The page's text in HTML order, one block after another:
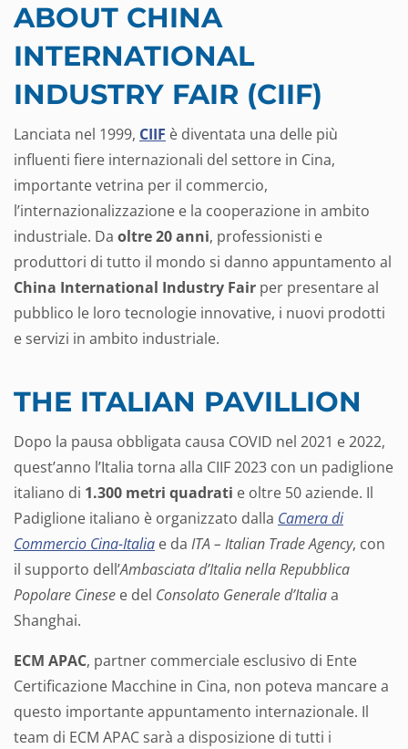
ABOUT CHINA
INTERNATIONAL
INDUSTRY FAIR (CIIF)
Lanciata nel 1999, CIIF è diventata una delle più
influenti fiere internazionali del settore in Cina,
importante vetrina per il commercio,
l’internazionalizzazione e la cooperazione in ambito
industriale. Da oltre 20 anni, professionisti e
produttori di tutto il mondo si danno appuntamento al
China International Industry Fair per presentare al
pubblico le loro tecnologie innovative, i nuovi prodotti
e servizi in ambito industriale.
THE ITALIAN PAVILLION
Dopo la pausa obbligata causa COVID nel 2021 e 2022,
quest’anno l’Italia torna alla CIIF 2023 con un padiglione
italiano di 1.300 metri quadrati e oltre 50 aziende. Il
Padiglione italiano è organizzato dalla Camera di
Commercio Cina-Italia e da ITA – Italian Trade Agency, con
il supporto dell’Ambasciata d’Italia nella Repubblica
Popolare Cinese e del Consolato Generale d’Italiaa
Shanghai.
ECM APAC, partner commerciale esclusivo di Ente
Certificazione Macchine in Cina, non poteva mancare a
questo importante appuntamento internazionale. Il
team di ECM APAC sarà a disposizione di tutti i